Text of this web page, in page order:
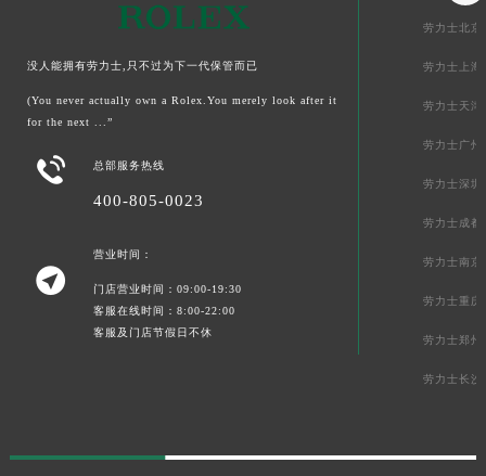
没人能拥有劳力士,只不过为下一代保管而已
(You never actually own a Rolex.You merely look after it
for the next ...”
 总部服务热线
400-805-0023

营业时间：
门店营业时间：09:00-19:30
客服在线时间：8:00-22:00
客服及门店节假日不休
劳力士北京
劳力士上海
劳力士天津
劳力士广州
劳力士深圳
劳力士成都
劳力士南京
劳力士重庆
劳力士郑州
劳力士长沙